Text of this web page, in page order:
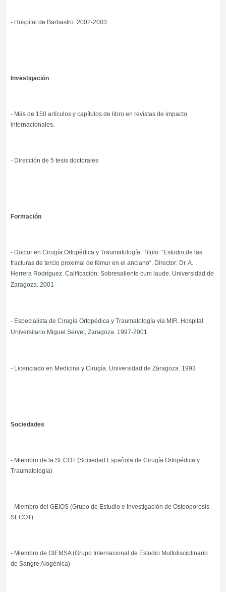
- Hospital de Barbastro. 2002-2003
Investigación
- Más de 150 artículos y capítulos de libro en revistas de impacto
internacionales.
- Dirección de 5 tesis doctorales
Formación
- Doctor en Cirugía Ortopédica y Traumatología. Título: “Estudio de las
fracturas de tercio proximal de fémur en el anciano“. Director: Dr. A.
Herrera Rodríguez. Calificación: Sobresaliente cum laude. Universidad de
Zaragoza. 2001
- Especialista de Cirugía Ortopédica y Traumatología vía MIR. Hospital
Universitario Miguel Servet, Zaragoza. 1997-2001
- Licenciado en Medicina y Cirugía. Universidad de Zaragoza. 1993
Sociedades
- Miembro de la SECOT (Sociedad Española de Cirugía Ortopédica y
Traumatología)
- Miembro del GEIOS (Grupo de Estudio e Investigación de Osteoporosis
SECOT)
- Miembro de GIEMSA (Grupo Internacional de Estudio Multidisciplinario
de Sangre Alogénica)